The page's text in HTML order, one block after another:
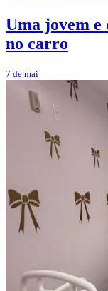
Uma jovem e
no carro
7 de mai